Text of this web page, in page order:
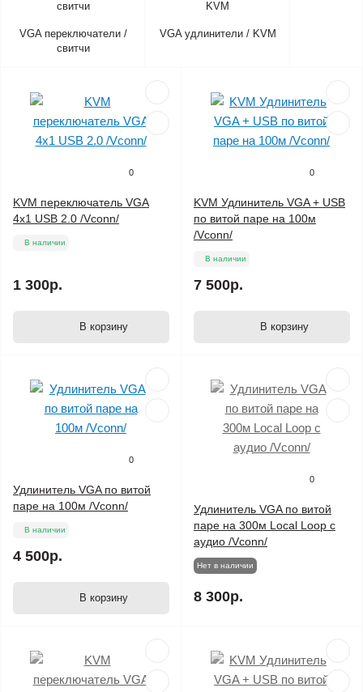
VGA переключатели /
свитчи
VGA удлинители / KVM
0
KVM переключатель VGA
4х1 USB 2.0 /Vconn/
В наличии
1 300р.
В корзину
0
KVM Удлинитель VGA + USB
по витой паре на 100м
/Vconn/
В наличии
7 500р.
В корзину
0
Удлинитель VGA по витой
паре на 100м /Vconn/
В наличии
4 500р.
В корзину
0
Удлинитель VGA по витой
паре на 300м Local Loop с
аудио /Vconn/
Нет в наличии
8 300р.